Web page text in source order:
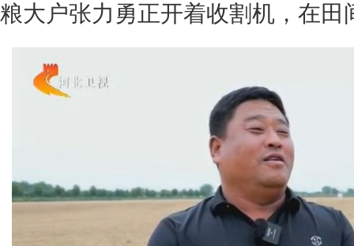
粮大户张力勇正开着收割机，在田